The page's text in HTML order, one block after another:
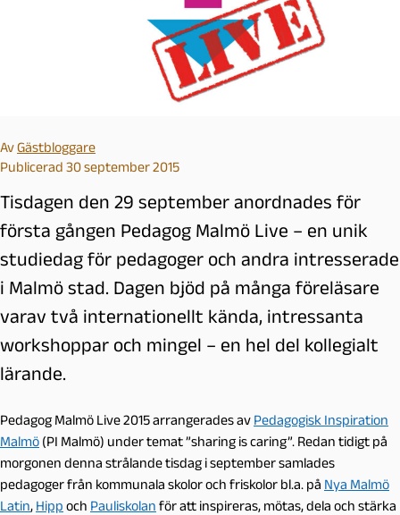
AvGästbloggare
Publicerad 30 september 2015
Tisdagen den 29 september anordnades för
första gången Pedagog Malmö Live – en unik
studiedag för pedagoger och andra intresserade
i Malmö stad. Dagen bjöd på många föreläsare
varav två internationellt kända, intressanta
workshoppar och mingel – en hel del kollegialt
lärande.
Pedagog Malmö Live 2015 arrangerades av Pedagogisk Inspiration
Malmö (PI Malmö) under temat ”sharing is caring”. Redan tidigt på
morgonen denna strålande tisdag i september samlades
pedagoger från kommunala skolor och friskolor bl.a. på Nya Malmö
Latin, Hipp och Pauliskolan för att inspireras, mötas, dela och stärka